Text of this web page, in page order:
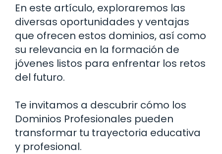
En este artículo, exploraremos las
diversas oportunidades y ventajas
que ofrecen estos dominios, así como
su relevancia en la formación de
jóvenes listos para enfrentar los retos
del futuro.
Te invitamos a descubrir cómo los
Dominios Profesionales pueden
transformar tu trayectoria educativa
y profesional.